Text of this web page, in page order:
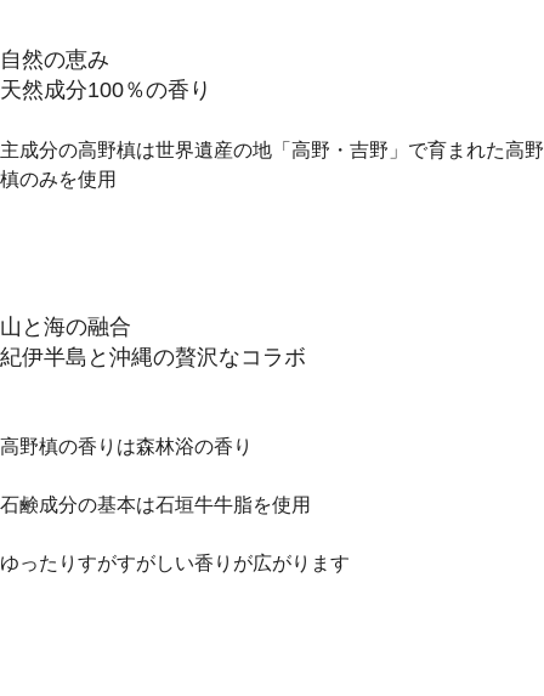
自然の恵み
天然成分100％の香り
主成分の高野槙は世界遺産の地「高野・吉野」で育まれた高野
槙のみを使用
山と海の融合
紀伊半島と沖縄の贅沢なコラボ
高野槙の香りは森林浴の香り
石鹸成分の基本は石垣牛牛脂を使用
ゆったりすがすがしい香りが広がります